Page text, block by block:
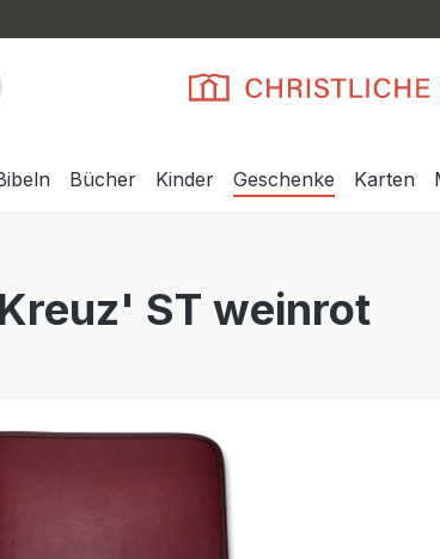
Bücher Kinder Geschenke Karten
ST weinrot